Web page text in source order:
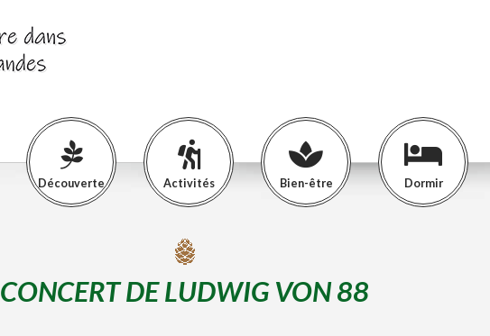
Découverte Activités Bien-être Dormir
CONCERT DE LUDWIG VON 88